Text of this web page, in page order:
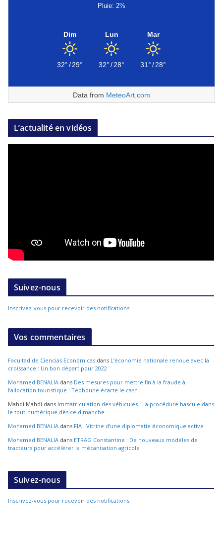
Pluie: 2%
Dim
32°/29°
Lun
32°/28°
Mar
31°/28°
Data from MeteoArt.com
L’actualité en vidéos
Suivez-nous
Inscrivez-vous pour recevoir des notifications
Vos commentaires
Facultad de Ciencias Económicas dans L’économie nationale renoue avec la
croissance : Un bon départ pour 2022
Mohamed BENALIA dans Des mesures pour mettre fin à la fraude à
l’allocation touristique : Tebboune écarte le cash !
Mahdi Mahdi dans Immatriculation des véhicules : La procédure bascule dans
le tout-numérique dès ce dimanche
Mohamed BENALIA dans FIA : Vitrine d’une diplomatie économique active
Mohamed BENALIA dans ETRAG Constantine : De nouveaux modèles de
tracteurs pour accélérer la mécanisation agricole
Suivez-nous
Inscrivez-vous pour recevoir des notifications